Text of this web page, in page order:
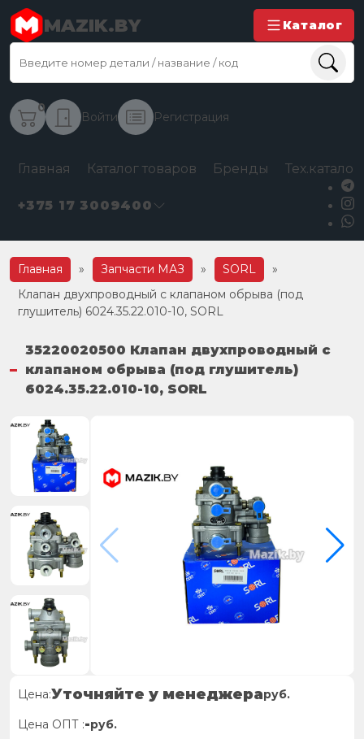
MAZIK.BY Каталог
0
Войти Регистрация
Главная Каталог товаров Бренды
+375 17 3009400
Главная » Запчасти МАЗ » SORL
»
Клапан двухпроводный с клапаном обрыва (под
глушитель) 6024.35.22.010-10, SORL
35220020500 Клапан двухпроводный с
клапаном обрыва (под глушитель)
6024.35.22.010-10, SORL
Цена:Уточняйте у менеджераруб.
Цена ОПТ :-руб.